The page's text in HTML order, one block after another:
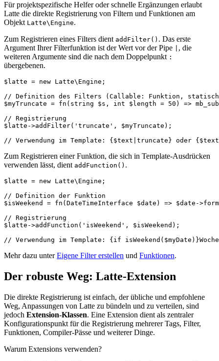
Für projektspezifische Helfer oder schnelle Ergänzungen erlaubt
Latte die direkte Registrierung von Filtern und Funktionen am
Objekt Latte\Engine.
Zum Registrieren eines Filters dient addFilter() . Das erste
Argument Ihrer Filterfunktion ist der Wert vor der Pipe
, die
weiteren Argumente sind die nach dem Doppelpunkt :
übergebenen.
$latte = new Latte\Engine;
// Definition des Filters (Callable: Funktion, statische
$myTruncate = fn(string $s, int $length = 50) =>
// Registrierung
$latte->addFilter('truncate', $myTruncate);
Zum Registrieren einer Funktion, die sich in Template-Ausdrücken
verwenden lässt, dient addFunction() .
$latte = new Latte\Engine;
// Definition der Funktion
$isWeekend = fn(DateTimeInterface $date) => $date-
// Registrierung
$latte->addFunction('isWeekend', $isWeekend);
Mehr dazu unterEigene Filter erstellen und Funktionen.
Der robuste Weg: Latte-Extension
Die direkte Registrierung ist einfach, der übliche und empfohlene
Weg, Anpassungen von Latte zu bündeln und zu verteilen, sind
jedoch Extension-Klassen. Eine Extension dient als zentraler
Konfigurationspunkt für die Registrierung mehrerer Tags, Filter,
Funktionen, Compiler-Pässe und weiterer Dinge.
Warum Extensions verwenden?